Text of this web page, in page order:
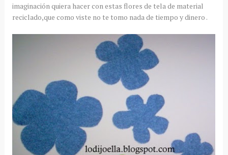
imaginación quiera hacer con estas flores de tela de material
reciclado,que como viste no te tomo nada de tiempo y dinero .